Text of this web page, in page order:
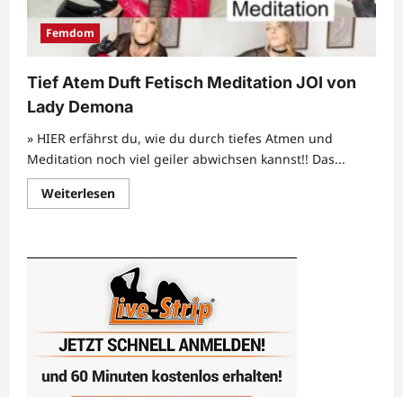
Femdom
Tief Atem Duft Fetisch Meditation JOI von
Lady Demona
» HIER erfährst du, wie du durch tiefes Atmen und
Meditation noch viel geiler abwichsen kannst!! Das...
WeiterlesenMehr
Informationen
Duft
Fetisch
Meditation
JOI
von
Lady
Demona